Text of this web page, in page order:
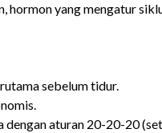
hormon yang mengatur
sebelum tidur.
dengan aturan 20-20-20